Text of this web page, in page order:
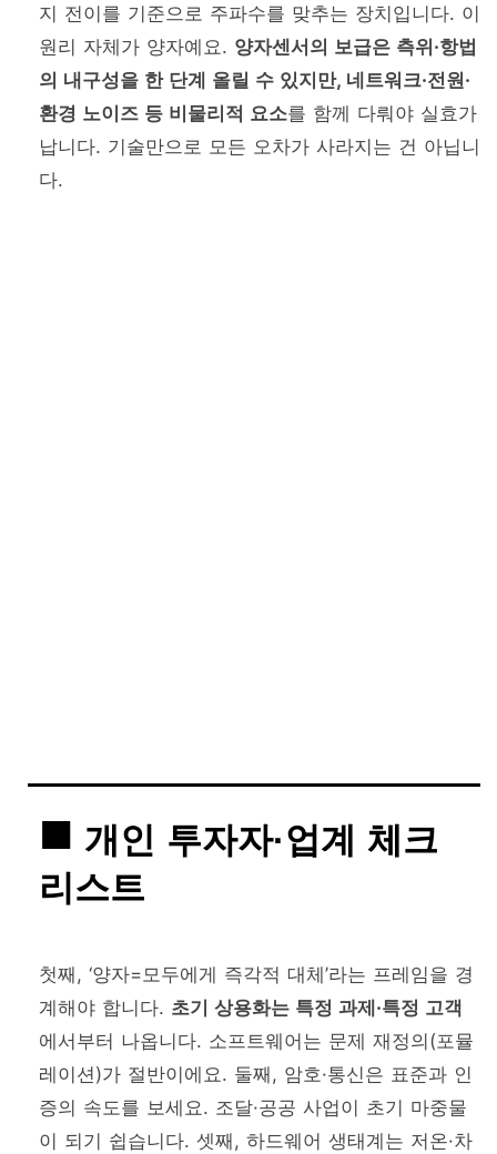
지 전이를 기준으로 주파수를 맞추는 장치입니다. 이
원리 자체가 양자예요. 양자센서의 보급은 측위·항법
의 내구성을 한 단계 올릴 수 있지만, 네트워크·전원·
환경 노이즈 등 비물리적 요소를 함께 다뤄야 실효가
납니다. 기술만으로 모든 오차가 사라지는 건 아닙니
다.
개인 투자자·업계 체크
리스트
첫째, ‘양자=모두에게 즉각적 대체’라는 프레임을 경
계해야 합니다. 초기 상용화는 특정 과제·특정 고객
에서부터 나옵니다. 소프트웨어는 문제 재정의(포뮬
레이션)가 절반이에요. 둘째, 암호·통신은 표준과 인
증의 속도를 보세요. 조달·공공 사업이 초기 마중물
이 되기 쉽습니다. 셋째, 하드웨어 생태계는 저온·차